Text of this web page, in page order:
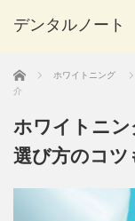
デンタルノート
ホーム ホワイトニング
介
ホワイトニン
選び方のコツ